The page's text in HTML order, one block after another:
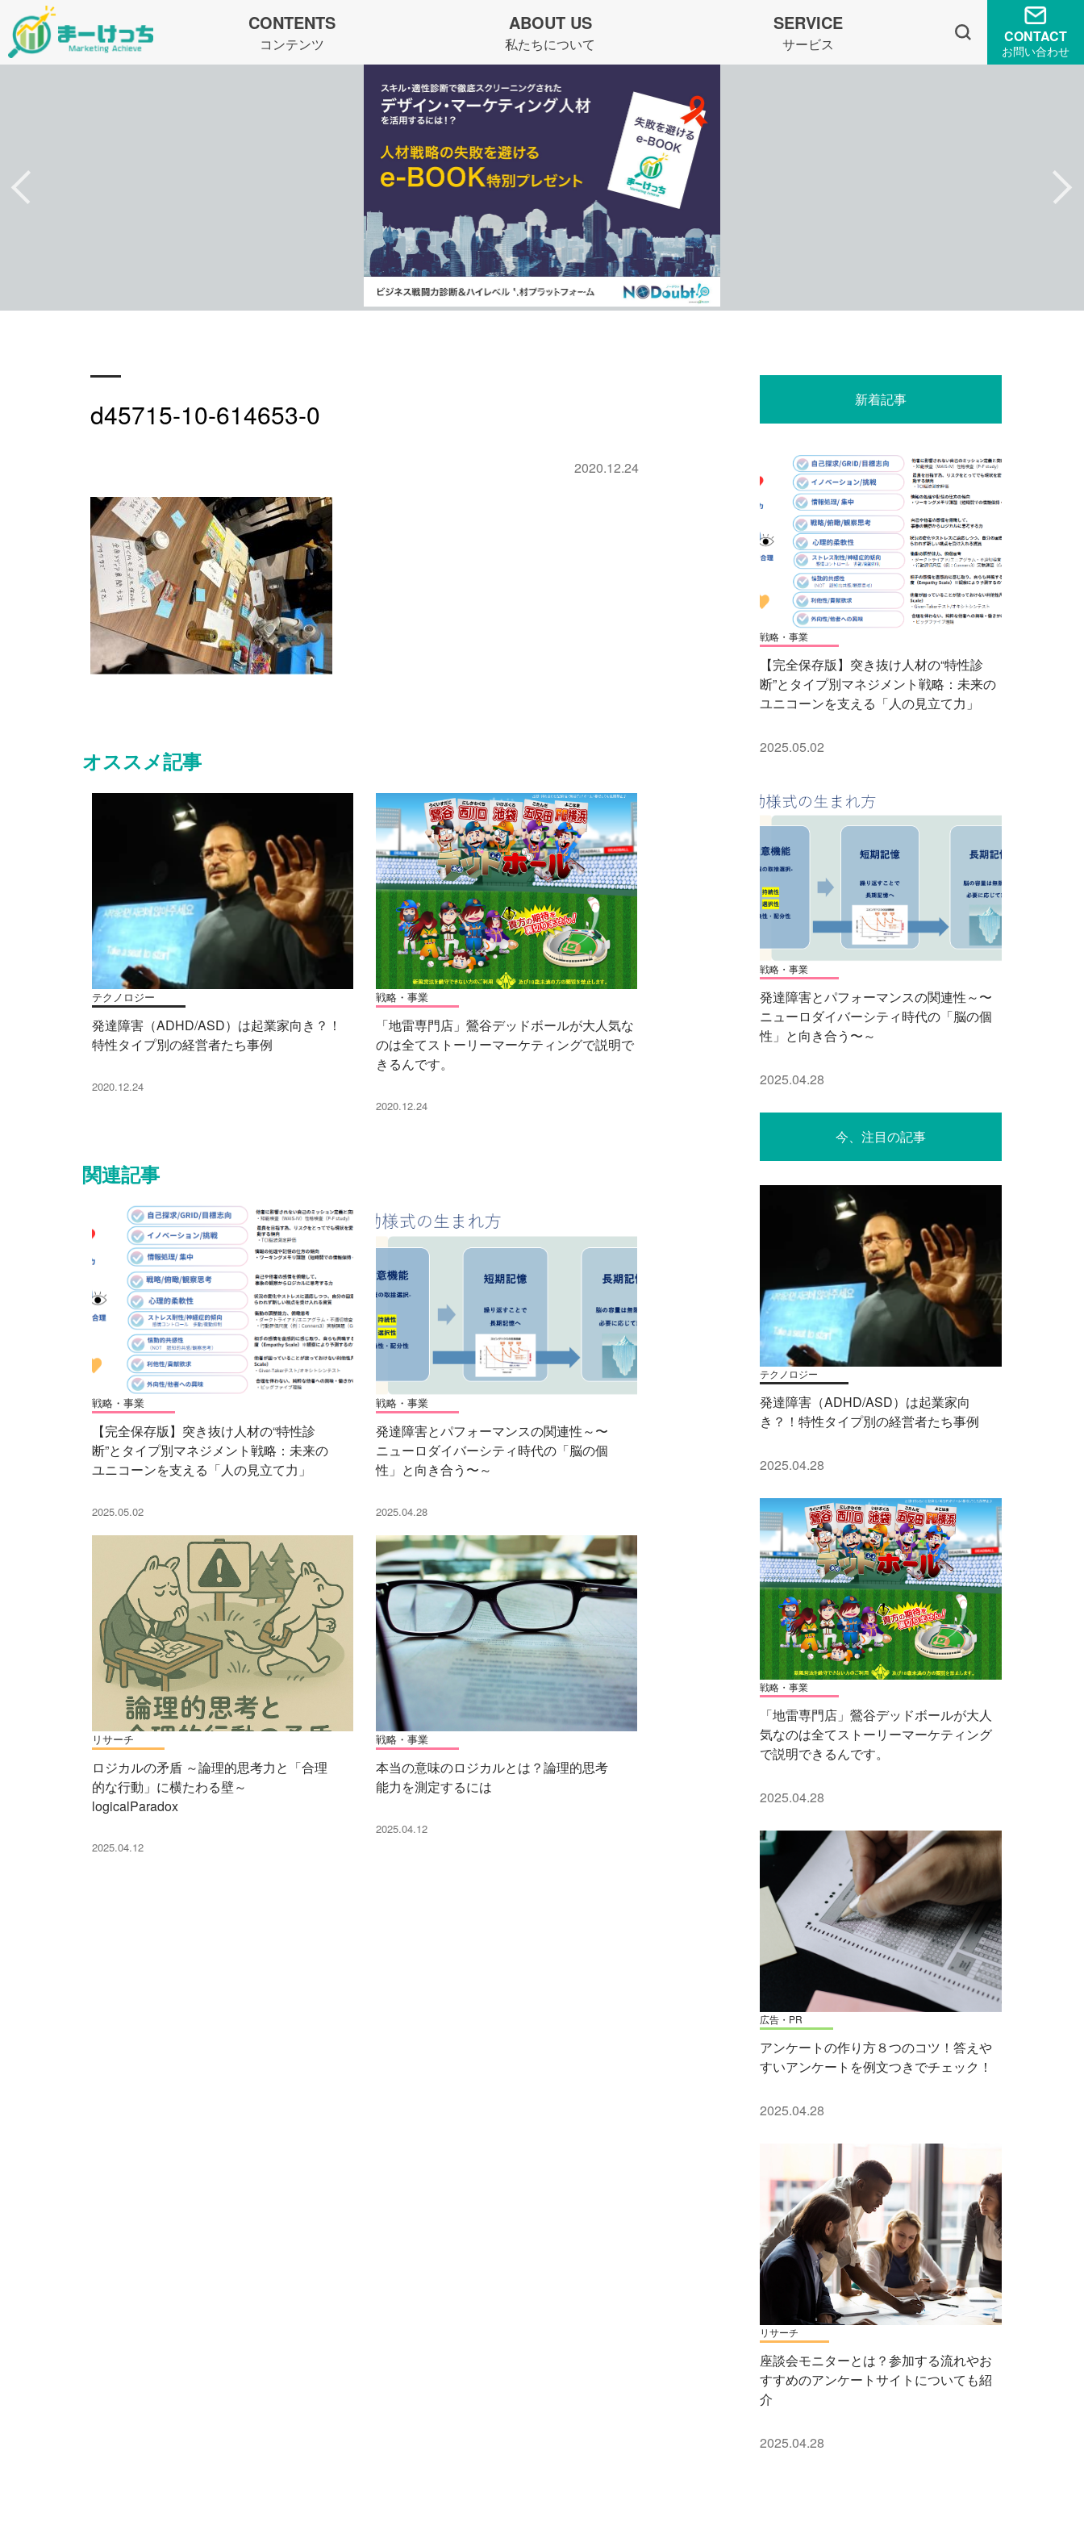
CONTENTS
コンテンツ
ABOUT US
私たちについて
SERVICE
サービス CONTACT
お問い合わせ
d45715-10-614653-0
2020.12.24
オススメ記事
テクノロジー
発達障害（ADHD/ASD）は起業家向き？！
特性タイプ別の経営者たち事例
2020.12.24
戦略・事業
「地雷専門店」鶯谷デッドボールが大人気な
のは全てストーリーマーケティングで説明で
きるんです。
2020.12.24
関連記事
戦略・事業
【完全保存版】突き抜け人材の“特性診
断”とタイプ別マネジメント戦略：未来の
ユニコーンを支える「人の見立て力」
2025.05.02
戦略・事業
発達障害とパフォーマンスの関連性～〜
ニューロダイバーシティ時代の「脳の個
性」と向き合う〜～
2025.04.28
リサーチ
ロジカルの矛盾 ～論理的思考力と「合理
的な行動」に横たわる壁～
logicalParadox
2025.04.12
戦略・事業
本当の意味のロジカルとは？論理的思考
能力を測定するには
2025.04.12
新着記事
戦略・事業
【完全保存版】突き抜け人材の“特性診
断”とタイプ別マネジメント戦略：未来の
ユニコーンを支える「人の見立て力」
2025.05.02
戦略・事業
発達障害とパフォーマンスの関連性～〜
ニューロダイバーシティ時代の「脳の個
性」と向き合う〜～
2025.04.28
今、注目の記事
テクノロジー
発達障害（ADHD/ASD）は起業家向
き？！特性タイプ別の経営者たち事例
2025.04.28
戦略・事業
「地雷専門店」鶯谷デッドボールが大人
気なのは全てストーリーマーケティング
で説明できるんです。
2025.04.28
広告・PR
アンケートの作り方８つのコツ！答えや
すいアンケートを例文つきでチェック！
2025.04.28
リサーチ
座談会モニターとは？参加する流れやお
すすめのアンケートサイトについても紹
介
2025.04.28